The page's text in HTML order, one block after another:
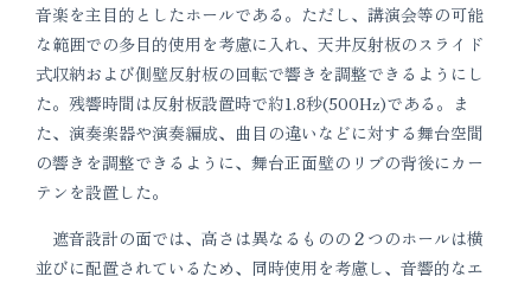
音楽を主目的としたホールである。ただし、講演会等の可能
な範囲での多目的使用を考慮に入れ、天井反射板のスライド
式収納および側壁反射板の回転で響きを調整できるようにし
た。残響時間は反射板設置時で約1.8秒(500Hz)である。ま
た、演奏楽器や演奏編成、曲目の違いなどに対する舞台空間
の響きを調整できるように、舞台正面壁のリブの背後にカー
テンを設置した。
遮音設計の面では、高さは異なるものの２つのホールは横
並びに配置されているため、同時使用を考慮し、音響的なエ